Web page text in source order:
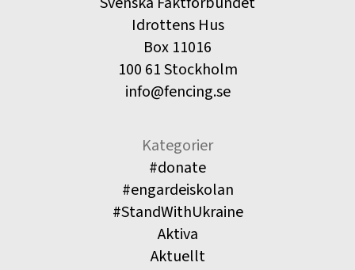
Idrottens Hus
Box 11016
100 61 Stockholm
info@fencing.se
Kategorier
#donate
#engardeiskolan
#StandWithUkraine
Aktiva
Aktuellt